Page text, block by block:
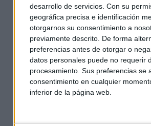
desarrollo de servicios. Con su
geográfica precisa e identificación
otorgarnos su consentimiento a
previamente descrito. De forma
preferencias antes de otorgar o
datos personales puede no requerir
procesamiento. Sus preferencias se
consentimiento en cualquier
inferior de la página web.
ENLACE AL
DESCARGA MÁS ABAJO